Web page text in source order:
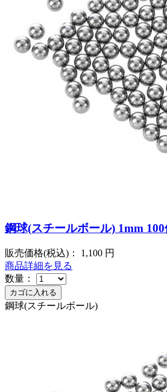
鋼球(スチールボール) 1mm 100
販売価格(税込)： 1,100 円
商品詳細を見る
数量：
鋼球(スチールボール)